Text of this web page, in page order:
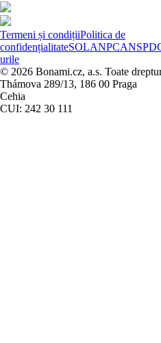
Termeni și condițiiPolitica de
confidențialitateSOLANPC
urile
© 2026 Bonami.cz, a.s. Toate
Thámova 289/13, 186 00 Praga
Cehia
CUI: 242 30 111